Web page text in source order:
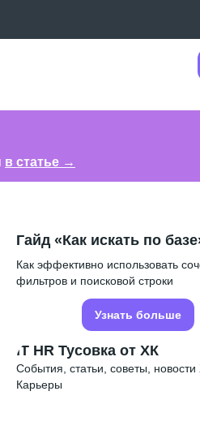
в статье →
Гайд «Как искать по
Как эффективно использовать
фильтров и поисковой строки
Узнать больше
IT HR Тусовка от ХК
События, статьи, советы,
Карьеры